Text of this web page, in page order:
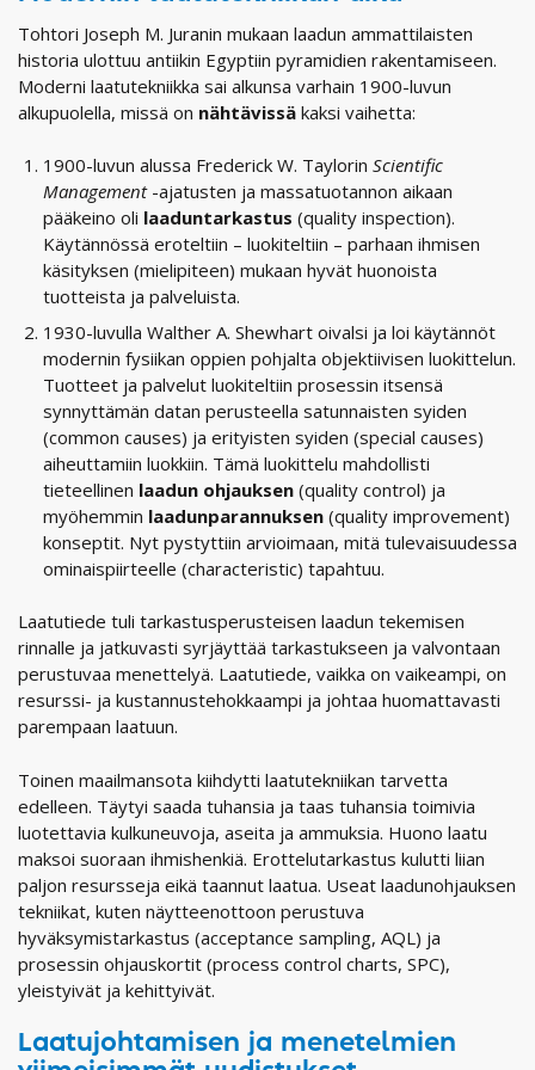
Tohtori Joseph M. Juranin mukaan laadun ammattilaisten
historia ulottuu antiikin Egyptiin pyramidien rakentamiseen.
Moderni laatutekniikka sai alkunsa varhain 1900-luvun
alkupuolella, missä on nähtävissä kaksi vaihetta:
1900-luvun alussa Frederick W. Taylorin Scientific
Management-ajatusten ja massatuotannon aikaan
pääkeino oli laaduntarkastus (quality inspection).
Käytännössä eroteltiin – luokiteltiin – parhaan ihmisen
käsityksen (mielipiteen) mukaan hyvät huonoista
tuotteista ja palveluista.
1930-luvulla Walther A. Shewhart oivalsi ja loi käytännöt
modernin fysiikan oppien pohjalta objektiivisen luokittelun.
Tuotteet ja palvelut luokiteltiin prosessin itsensä
synnyttämän datan perusteella satunnaisten syiden
(common causes) ja erityisten syiden (special causes)
aiheuttamiin luokkiin. Tämä luokittelu mahdollisti
tieteellinen laadun ohjauksen (quality control) ja
myöhemmin laadunparannuksen (quality improvement)
konseptit. Nyt pystyttiin arvioimaan, mitä tulevaisuudessa
ominaispiirteelle (characteristic) tapahtuu.
Laatutiede tuli tarkastusperusteisen laadun tekemisen
rinnalle ja jatkuvasti syrjäyttää tarkastukseen ja valvontaan
perustuvaa menettelyä. Laatutiede, vaikka on vaikeampi, on
resurssi- ja kustannustehokkaampi ja johtaa huomattavasti
parempaan laatuun.
Toinen maailmansota kiihdytti laatutekniikan tarvetta
edelleen. Täytyi saada tuhansia ja taas tuhansia toimivia
luotettavia kulkuneuvoja, aseita ja ammuksia. Huono laatu
maksoi suoraan ihmishenkiä. Erottelutarkastus kulutti liian
paljon resursseja eikä taannut laatua. Useat laadunohjauksen
tekniikat, kuten näytteenottoon perustuva
hyväksymistarkastus (acceptance sampling, AQL) ja
prosessin ohjauskortit (process control charts, SPC),
yleistyivät ja kehittyivät.
Laatujohtamisen ja menetelmien